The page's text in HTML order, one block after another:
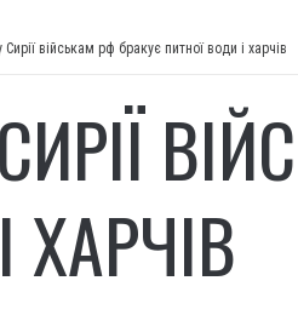
Сирії військам рф бракує питної води і харчів
ХАРЧІВ